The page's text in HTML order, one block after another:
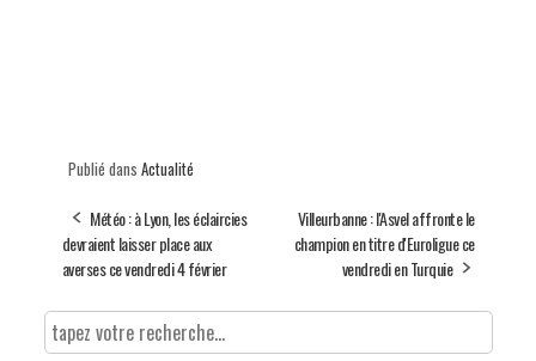
Publié dans Actualité
Météo : à Lyon, les éclaircies
devraient laisser place aux
averses ce vendredi 4 février
Villeurbanne : l'Asvel affronte le
champion en titre d'Euroligue ce
vendredi en Turquie